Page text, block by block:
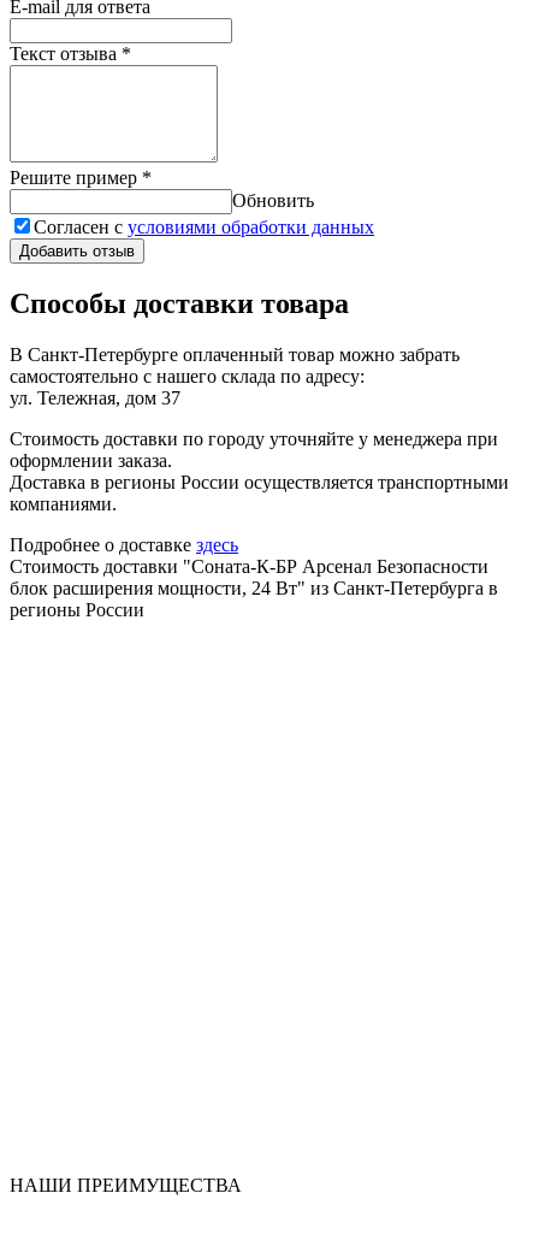
E-mail для ответа
Текст отзыва *
Решите пример *
Обновить
Согласен с условиями обработки данных
Добавить отзыв
Способы доставки товара
В Санкт-Петербурге оплаченный товар можно забрать
самостоятельно с нашего склада по адресу:
ул. Тележная, дом 37
Стоимость доставки по городу уточняйте у менеджера при
оформлении заказа.
Доставка в регионы России осуществляется транспортными
компаниями.
Подробнее о доставке здесь
Стоимость доставки "Соната-К-БР Арсенал Безопасности
блок расширения мощности, 24 Вт" из Санкт-Петербурга в
регионы России
НАШИ ПРЕИМУЩЕСТВА